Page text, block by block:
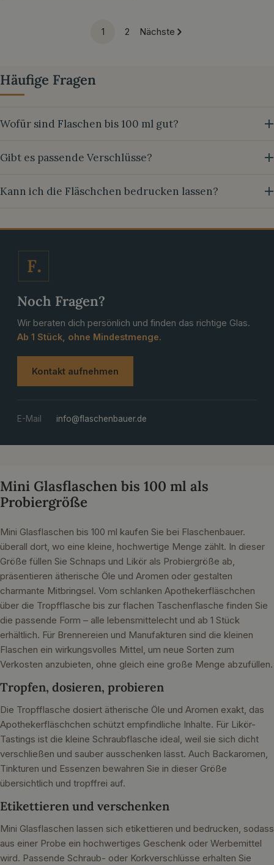
1 2 Nächste
Häufige Fragen
Wofür sind Flaschen bis 100 ml gut?
Gibt es passende Verschlüsse?
Kann ich die Fläschchen bedrucken lassen?
F
Noch Fragen?
Wir beraten dich persönlich und finden das richtige Glas.
Ab 1 Stück, ohne Mindestmenge.
Kontakt aufnehmen
E-Mail info@flaschenbauer.de
Mini Glasflaschen bis 100 ml als
Probiergröße
Mini Glasflaschen bis 100 ml kaufen Sie bei Flaschenbauer.
überall dort, wo eine kleine, hochwertige Menge zählt. In dieser
Größe füllen Sie Schnaps und Likör als Probiergröße ab,
präsentieren ätherische Öle und Aromen oder gestalten
charmante Mitbringsel. Vom schlanken Apothekerfläschchen
über die Tropfflasche bis zur flachen Taschenflasche finden Sie
die passende Form – alle lebensmittelecht und ab 1 Stück
erhältlich. Für Brennereien und Manufakturen sind die kleinen
Flaschen ein wirkungsvolles Mittel, um neue Sorten zum
Verkosten anzubieten, ohne gleich eine große Menge abzufüllen.
Tropfen, dosieren, probieren
Die Tropfflasche dosiert ätherische Öle und Aromen exakt, das
Apothekerfläschchen schützt empfindliche Inhalte. Für Likör-
Tastings ist die kleine Schraubflasche ideal, weil sie sich dicht
verschließen und sauber ausschenken lässt. Auch Backaromen,
Tinkturen und Essenzen bewahren Sie in dieser Größe
übersichtlich und tropffrei auf.
Etikettieren und verschenken
Mini Glasflaschen lassen sich etikettieren und bedrucken, sodass
aus einer Probe ein hochwertiges Geschenk oder Werbemittel
wird. Passende Schraub- oder Korkverschlüsse erhalten Sie